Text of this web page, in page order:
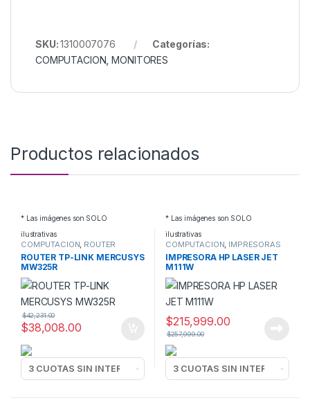
SKU:1310007076
Categorías:
COMPUTACION ,MONITORES
Productos relacionados
* Las imágenes son SOLO
ilustrativas
COMPUTACION, ROUTER
ROUTER TP-LINK MERCUSYS
MW325R
$38,008.00
$42,231.00
* Las imágenes son SOLO
ilustrativas
COMPUTACION, IMPRESORAS
IMPRESORA HP LASER JET
M111W
$215,999.00
$257,999.00